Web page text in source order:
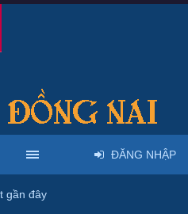
hợp - Uy tín - Miễn phí
gần đây
ĐĂNG NHẬP